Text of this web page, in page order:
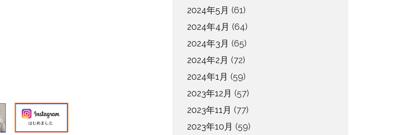
2024年5月 (61)
2024年4月 (64)
2024年3月 (65)
2024年2月 (72)
2024年1月 (59)
2023年12月 (57)
2023年11月 (77)
2023年10月 (59)